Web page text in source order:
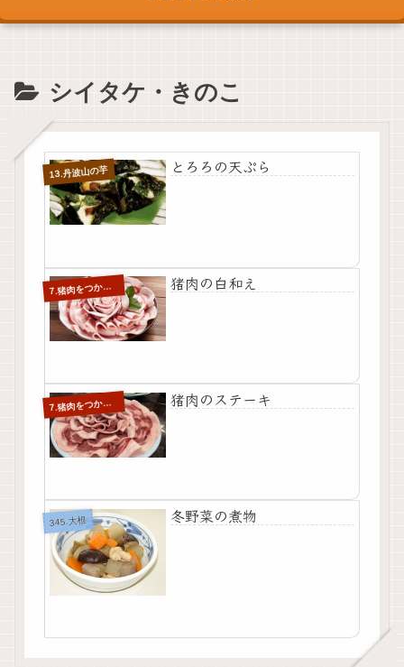
シイタケ・きのこ
13.丹波山の芋 とろろの天ぷら
7.猪肉をつかった料理レシピ 猪肉の白和え
7.猪肉をつかった料理レシピ 猪肉のステーキ
345.大根 冬野菜の煮物